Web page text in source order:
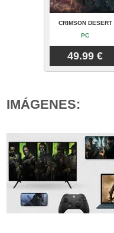
CRIMSON DESERT
PC
49.99 €
IMÁGENES: